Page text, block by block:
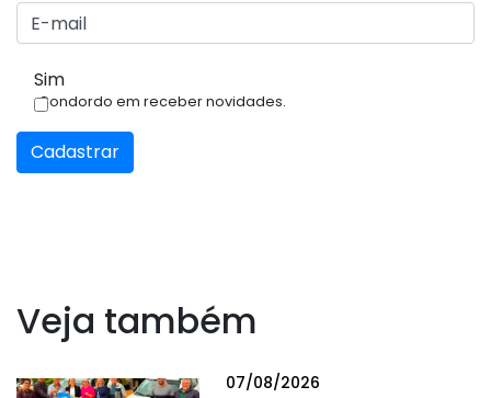
Sim
Condordo em receber novidades.
Cadastrar
Veja também
07/08/2026